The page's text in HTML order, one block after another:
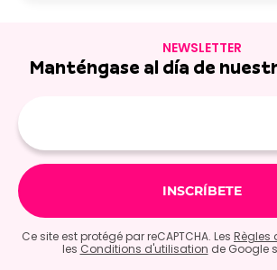
NEWSLETTER
Manténgase al día de
Ce site est protégé par reCAPTCHA. Les Règles
les Conditions d'utilisation de Google